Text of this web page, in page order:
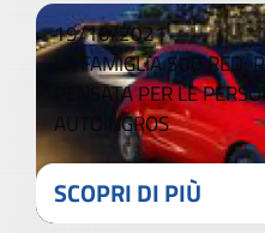
19/10/2021
LA FAMIGLIA 500 RED:
PENSATA PER LE
AUTOINGROS
SCOPRI DI PIÙ